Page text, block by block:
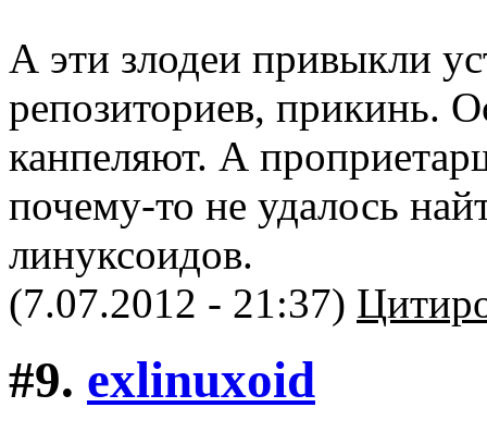
А эти злодеи привыкли
репозиториев, прикинь.
канпеляют. А
почему-то не удалось
линуксоидов.
(7.07.2012 - 21:37)
#9. exlinuxoid